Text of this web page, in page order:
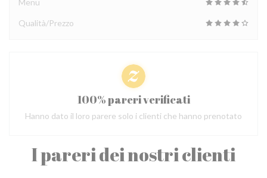
I pareri dei nostri clienti
Menu
Qualità/Prezzo
100% pareri verificati
Hanno dato il loro parere solo i clienti che hanno prenotato